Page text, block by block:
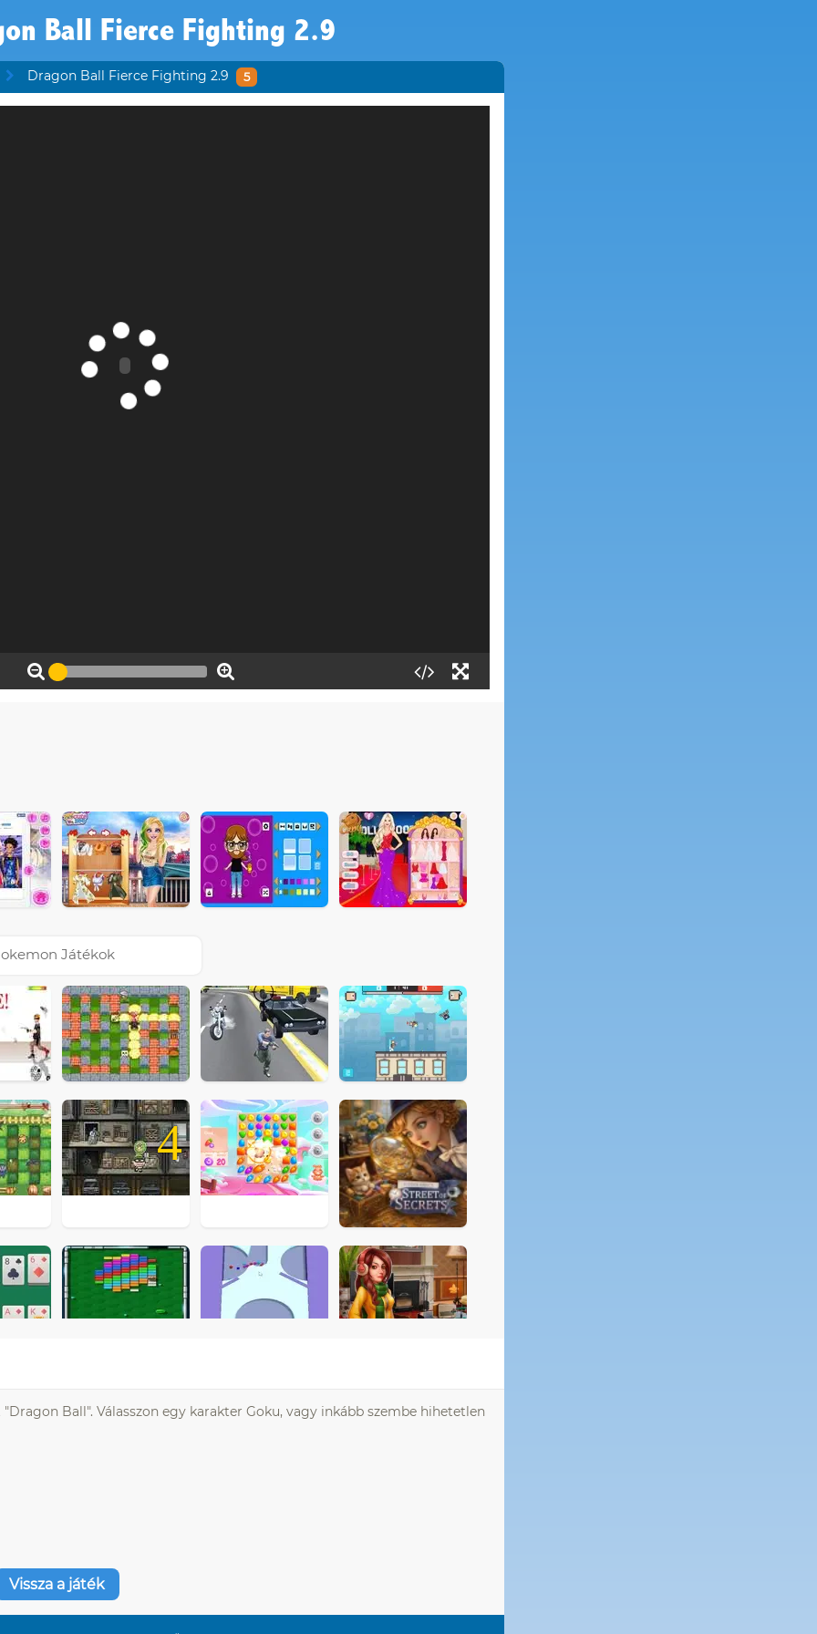
Ball Fierce Fighting 2.9
Dragon Ball Fierce Fighting 2.9 5
Játékok
4
Ball". Válasszon egy karakter Goku, vagy inkább szembe hihetetlen
Vissza a játék